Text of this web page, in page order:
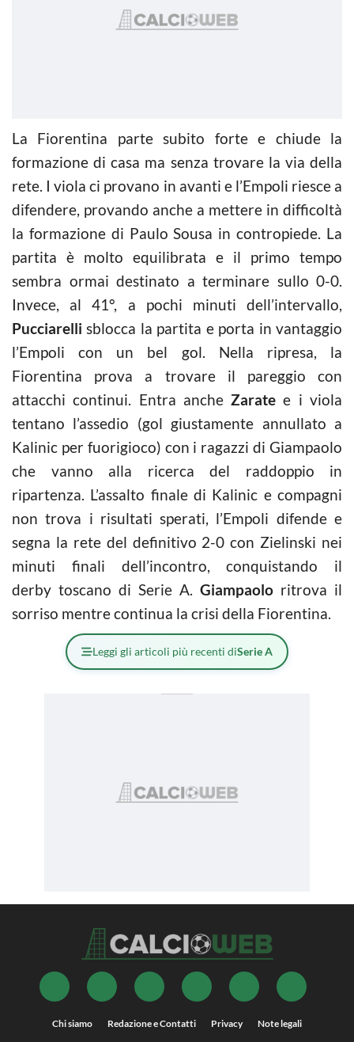
La Fiorentina parte subito forte e chiude la
formazione di casa ma senza trovare la via della
rete. I viola ci provano in avanti e l’Empoli riesce a
difendere, provando anche a mettere in difficoltà
la formazione di Paulo Sousa in contropiede. La
partita è molto equilibrata e il primo tempo
sembra ormai destinato a terminare sullo 0-0.
Invece, al 41°, a pochi minuti dell’intervallo,
Pucciarelli sblocca la partita e porta in vantaggio
l’Empoli con un bel gol. Nella ripresa, la
Fiorentina prova a trovare il pareggio con
attacchi continui. Entra ancheZarate e i viola
tentano l’assedio (gol giustamente annullato a
Kalinic per fuorigioco) con i ragazzi di Giampaolo
che vanno alla ricerca del raddoppio in
ripartenza. L’assalto finale di Kalinic e compagni
non trova i risultati sperati, l’Empoli difende e
segna la rete del definitivo 2-0 con Zielinski nei
minuti finali dell’incontro, conquistando il
derby toscano di Serie A. Giampaolo ritrova il
sorriso mentre continua la crisi della Fiorentina.
Leggi gli articoli più recenti diSerie A
Chi siamo Redazione e Contatti Privacy Note legali